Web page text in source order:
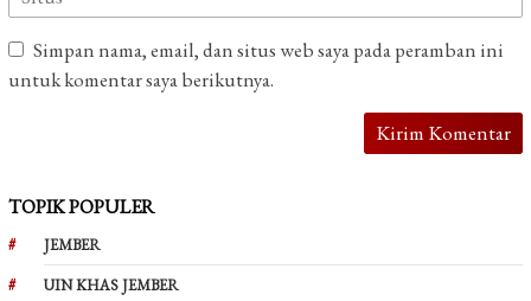
Simpan nama, email, dan situs web saya pada peramban ini
untuk komentar saya berikutnya.
TOPIK POPULER
JEMBER
UIN KHAS JEMBER